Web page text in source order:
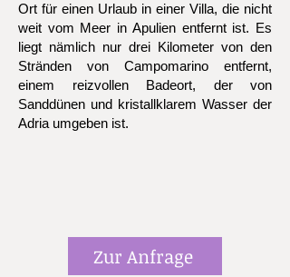
Ort für einen Urlaub in einer Villa, die nicht
weit vom Meer in Apulien entfernt ist. Es
liegt nämlich nur drei Kilometer von den
Stränden von Campomarino entfernt,
einem reizvollen Badeort, der von
Sanddünen und kristallklarem Wasser der
Adria umgeben ist.
Zur Anfrage